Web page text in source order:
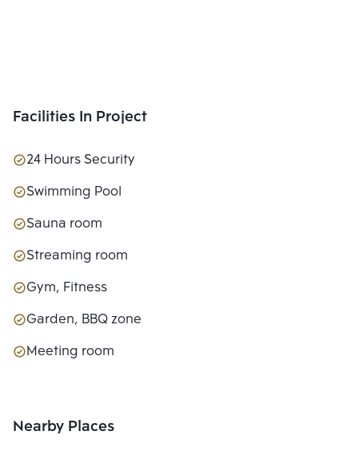
Facilities In Project
24 Hours Security
Swimming Pool
Sauna room
Streaming room
Gym, Fitness
Garden, BBQ zone
Meeting room
Nearby Places